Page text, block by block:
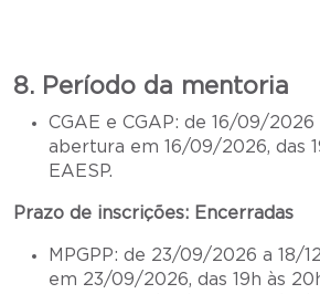
8. Período da mentoria
CGAE e CGAP: de 16/09/2026
abertura em 16/09/2026, das
EAESP.
Prazo de inscrições: Encerradas
MPGPP: de 23/09/2026 a 18/
em 23/09/2026, das 19h às